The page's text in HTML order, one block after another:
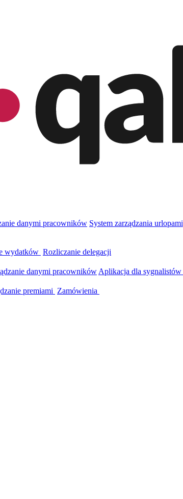
danymi pracowników System zarządzania urlopami
wydatków Rozliczanie delegacji
danymi pracowników Aplikacja dla sygnalistów
premiami Zamówienia